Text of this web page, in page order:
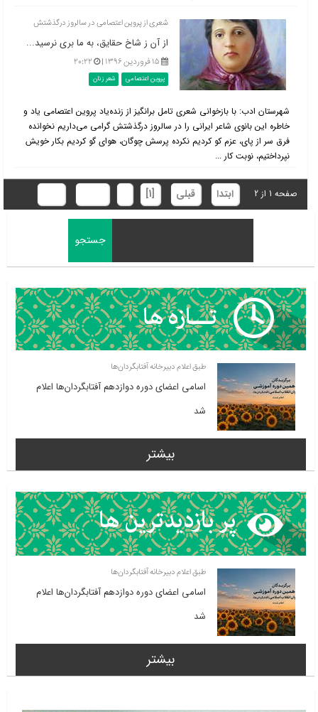
شعری از پروین اعتصامی در سالروز درگذشتش
از آن ز شاخ حقایق، به ما بری نرسید...
۱۵ فروردین ۱۳۹۶ | ۲۰:۲۲
پروین اعتصامی شعر زنان
شهرستان ادب: با بازخوانی شعری تامل برانگیز از زنده‌یاد پروین اعتصامی یاد و
خاطره این بانوی شاعر ایرانی را در سالروز درگذشتش گرامی می‌داریم نخوانده
فرق سر از پای، عزم کو کردیم نکرده پرسش چوگان، هوای گو کردیم بکار خویش
نپرداختیم، نوبت کار ...
صفحه 1 از 2 ابتدا قبلی [1]
طبق اعلام دبیرخانه آفتابگردان‌ها
اسامی اعضای دوره دوازدهم آفتابگردان‌ها اعلام
شد
بیشتر
طبق اعلام دبیرخانه آفتابگردان‌ها
اسامی اعضای دوره دوازدهم آفتابگردان‌ها اعلام
شد
بیشتر